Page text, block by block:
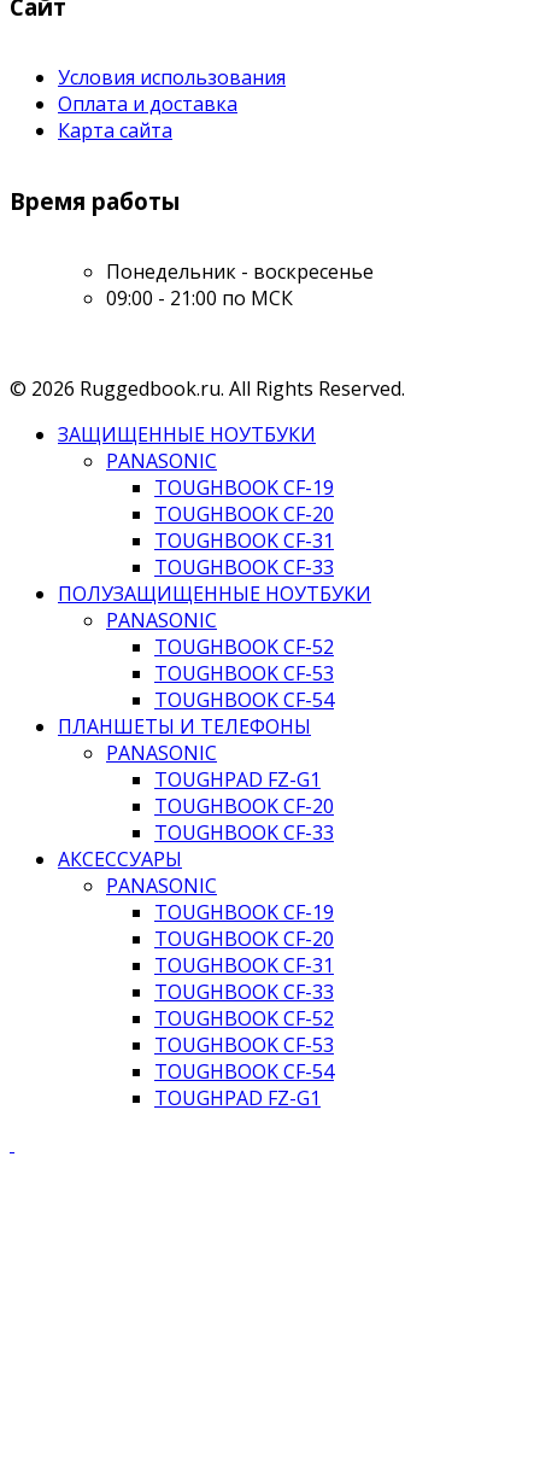
Сайт
Условия использования
Оплата и доставка
Карта сайта
Время работы
Понедельник - воскресенье
09:00 - 21:00 по МСК
© 2026 Ruggedbook.ru. All Rights Reserved.
ЗАЩИЩЕННЫЕ НОУТБУКИ
PANASONIC
TOUGHBOOK CF-19
TOUGHBOOK CF-20
TOUGHBOOK CF-31
TOUGHBOOK CF-33
ПОЛУЗАЩИЩЕННЫЕ НОУТБУКИ
PANASONIC
TOUGHBOOK CF-52
TOUGHBOOK CF-53
TOUGHBOOK CF-54
ПЛАНШЕТЫ И ТЕЛЕФОНЫ
PANASONIC
TOUGHPAD FZ-G1
TOUGHBOOK CF-20
TOUGHBOOK CF-33
АКСЕССУАРЫ
PANASONIC
TOUGHBOOK CF-19
TOUGHBOOK CF-20
TOUGHBOOK CF-31
TOUGHBOOK CF-33
TOUGHBOOK CF-52
TOUGHBOOK CF-53
TOUGHBOOK CF-54
TOUGHPAD FZ-G1